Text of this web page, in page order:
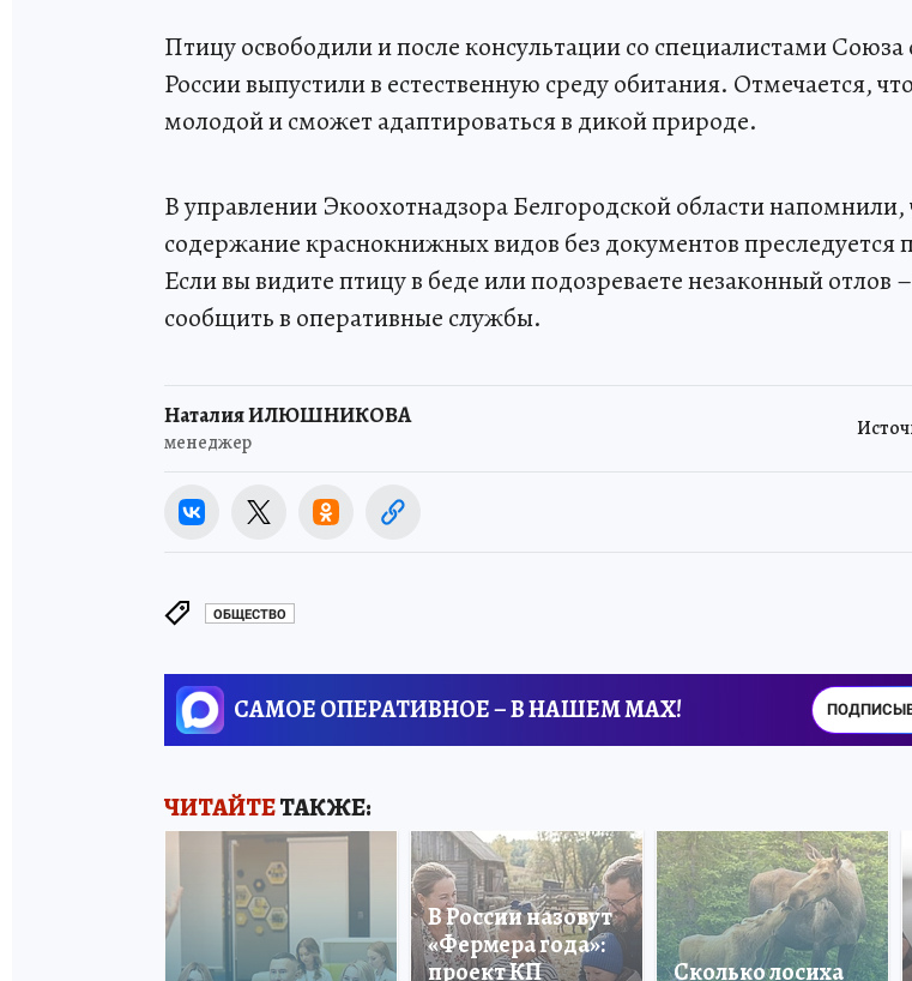
Птицу освободили и после консультации со специалистами
России выпустили в естественную среду обитания. Отмечается,
молодой и сможет адаптироваться в дикой природе.
В управлении Экоохотнадзора Белгородской области напомнили,
содержание краснокнижных видов без документов преследуется
Если вы видите птицу в беде или подозреваете незаконный отлов
сообщить в оперативные службы.
Наталия ИЛЮШНИКОВА
менеджер
ОБЩЕСТВО
САМОЕ ОПЕРАТИВНОЕ – В НАШЕМ MAX!
ЧИТАЙТЕТАКЖЕ:
В России назовут
«Фермера года»:
проект КП
Сколько лосиха